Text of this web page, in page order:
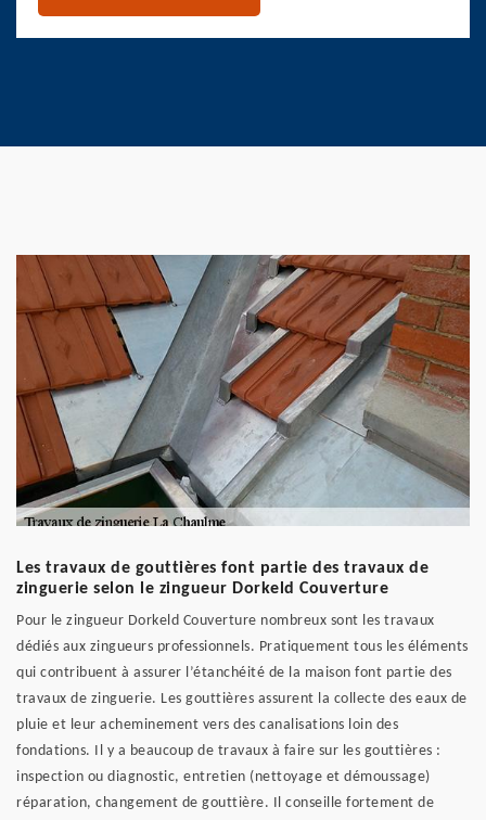
Les travaux de gouttières font partie des travaux de
zinguerie selon le zingueur Dorkeld Couverture
Pour le zingueur Dorkeld Couverture nombreux sont les travaux
dédiés aux zingueurs professionnels. Pratiquement tous les éléments
qui contribuent à assurer l’étanchéité de la maison font partie des
travaux de zinguerie. Les gouttières assurent la collecte des eaux de
pluie et leur acheminement vers des canalisations loin des
fondations. Il y a beaucoup de travaux à faire sur les gouttières :
inspection ou diagnostic, entretien (nettoyage et démoussage)
réparation, changement de gouttière. Il conseille fortement de